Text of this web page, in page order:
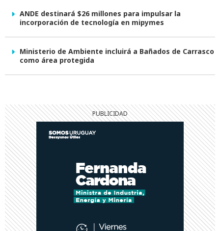
ANDE destinará $26 millones para impulsar la
incorporación de tecnología en mipymes
Ministerio de Ambiente incluirá a Bañados de Carrasco
como área protegida